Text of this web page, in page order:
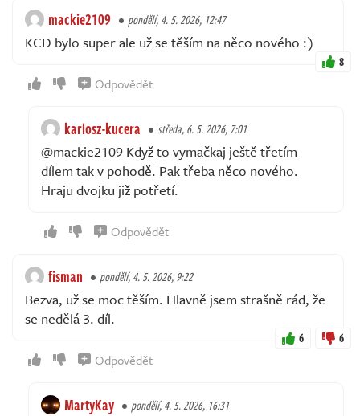
mackie2109 pondělí, 4. 5. 2026, 12:47
KCD bylo super ale už se těším na něco nového :)
8
Odpovědět
karlosz-kucera středa, 6. 5. 2026, 7:01
@mackie2109 Když to vymačkaj ještě třetím
dílem tak v pohodě. Pak třeba něco nového.
Hraju dvojku již potřetí.
Odpovědět
fisman pondělí, 4. 5. 2026, 9:22
Bezva, už se moc těším. Hlavně jsem strašně rád, že
se nedělá 3. díl.
6 6
Odpovědět
MartyKay pondělí, 4. 5. 2026, 16:31